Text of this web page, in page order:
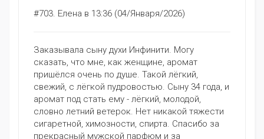
#703. Елена в 13:36 (04/Января/2026)
Заказывала сыну духи Инфинити. Могу
сказать, что мне, как женщине, аромат
пришёлся очень по душе. Такой лёгкий,
свежий, с лёгкой пудровостью. Сыну 34 года, и
аромат под стать ему - лёгкий, молодой,
словно летний ветерок. Нет никакой тяжести
сигаретной, химозности, спирта. Спасибо за
прекрасный мужской парфюм и за